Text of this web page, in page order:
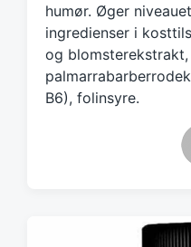
humør. Øger
ingredienser i
og
B6), folinsyre.